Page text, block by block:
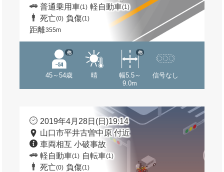
普通乗用車(1) 軽自動車(1)
死亡(0) 負傷(1)
距離355m
45～54歳
他
晴
幅5.5～
9.0m
他
信号なし
2019年4月28日(日)19:14
山口市平井古曽中原 付近
車両相互 小破事故
軽自動車(1) 自転車(1)
死亡(0) 負傷(1)